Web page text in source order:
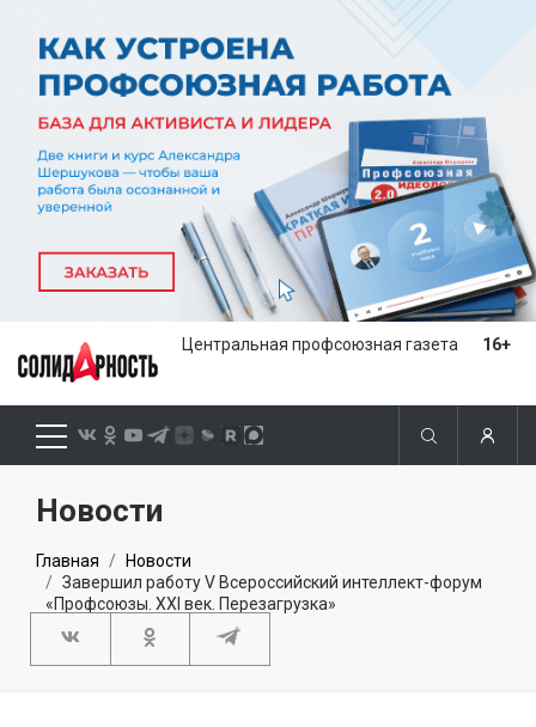
Центральная профсоюзная газета 16+
Новости
Главная
Новости
Завершил работу V Всероссийский интеллект-форум
«Профсоюзы. XXI век. Перезагрузка»